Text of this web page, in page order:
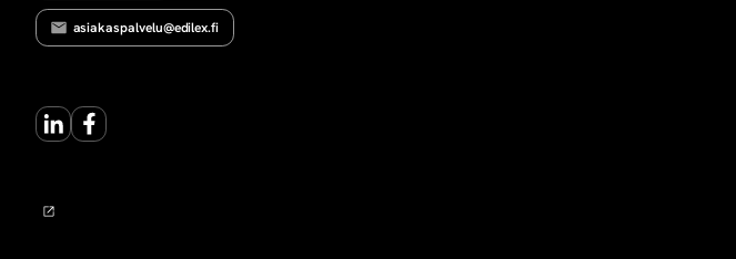
asiakaspalvelu@edilex.fi
LinkedInFacebook